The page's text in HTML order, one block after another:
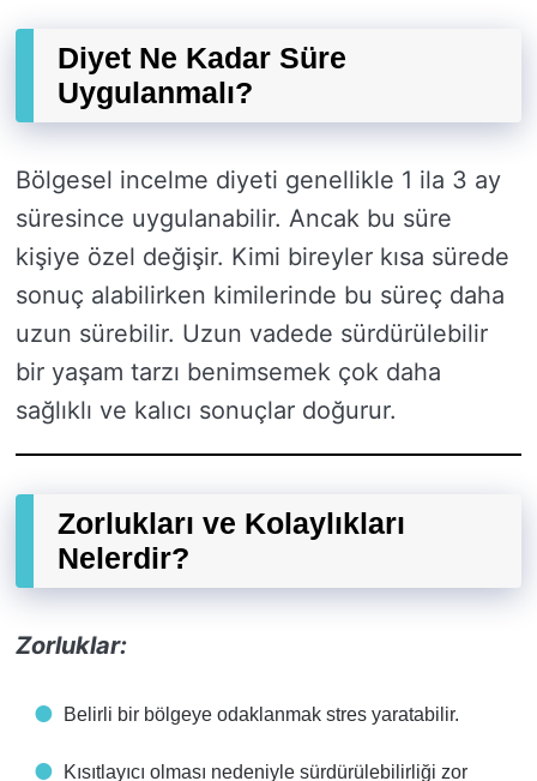
Diyet Ne Kadar Süre
Uygulanmalı?
Bölgesel incelme diyeti genellikle 1 ila 3 ay
süresince uygulanabilir. Ancak bu süre
kişiye özel değişir. Kimi bireyler kısa sürede
sonuç alabilirken kimilerinde bu süreç daha
uzun sürebilir. Uzun vadede sürdürülebilir
bir yaşam tarzı benimsemek çok daha
sağlıklı ve kalıcı sonuçlar doğurur.
Zorlukları ve Kolaylıkları
Nelerdir?
Zorluklar:
Belirli bir bölgeye odaklanmak stres yaratabilir.
Kısıtlayıcı olması nedeniyle sürdürülebilirliği zor